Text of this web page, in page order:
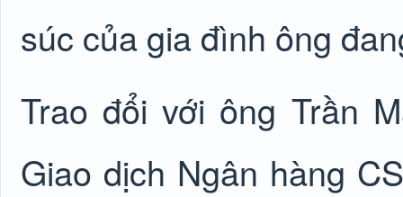
súc của gia đình ông
Trao đổi với ông Trần
Giao dịch Ngân hàng